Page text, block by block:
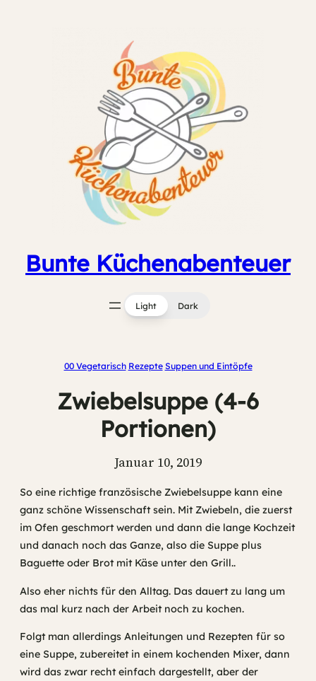
Bunte Küchenabenteuer
Light Dark
00 Vegetarisch Rezepte Suppen und Eintöpfe
Zwiebelsuppe (4-6
Portionen)
Januar 10, 2019
So eine richtige französische Zwiebelsuppe kann eine
ganz schöne Wissenschaft sein. Mit Zwiebeln, die zuerst
im Ofen geschmort werden und dann die lange Kochzeit
und danach noch das Ganze, also die Suppe plus
Baguette oder Brot mit Käse unter den Grill..
Also eher nichts für den Alltag. Das dauert zu lang um
das mal kurz nach der Arbeit noch zu kochen.
Folgt man allerdings Anleitungen und Rezepten für so
eine Suppe, zubereitet in einem kochenden Mixer, dann
wird das zwar recht einfach dargestellt, aber der